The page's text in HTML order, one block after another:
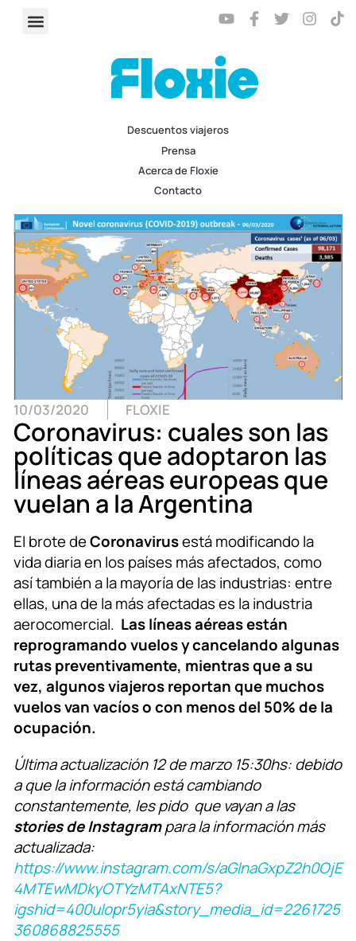
Descuentos viajeros
Prensa
Acerca de Floxie
Contacto
10/03/2020 FLOXIE
Coronavirus: cuales son las
políticas que adoptaron las
líneas aéreas europeas que
vuelan a la Argentina
El brote deCoronavirusestá modificando la
vida diaria en los países más afectados, como
así también a la mayoría de las industrias: entre
ellas, una de la más afectadas es la industria
aerocomercial. Las líneas aéreas están
reprogramando vuelos y cancelando algunas
rutas preventivamente, mientras que a su
vez, algunos viajeros reportan que muchos
vuelos van vacíos o con menos del 50% de la
ocupación.
Última actualización 12 de marzo 15:30hs: debido
a que la información está cambiando
constantemente, les pido que vayan a las
stories de Instagrampara la información más
actualizada:
https://www.instagram.com/s/aGlnaGxpZ2h0OjE
4MTEwMDkyOTYzMTAxNTE5?
igshid=400ulopr5yia&story_media_id=2261725
360868825555